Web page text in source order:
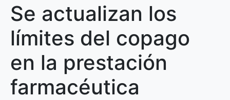
Se actualizan los
límites del copago
en la prestación
farmacéutica